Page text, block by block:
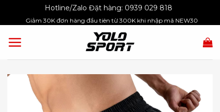
Hotline/Zalo Đặt hàng: 0939 029 818
Giảm 30K đơn hàng đầu tiên từ 300K khi nhập mã NEW30